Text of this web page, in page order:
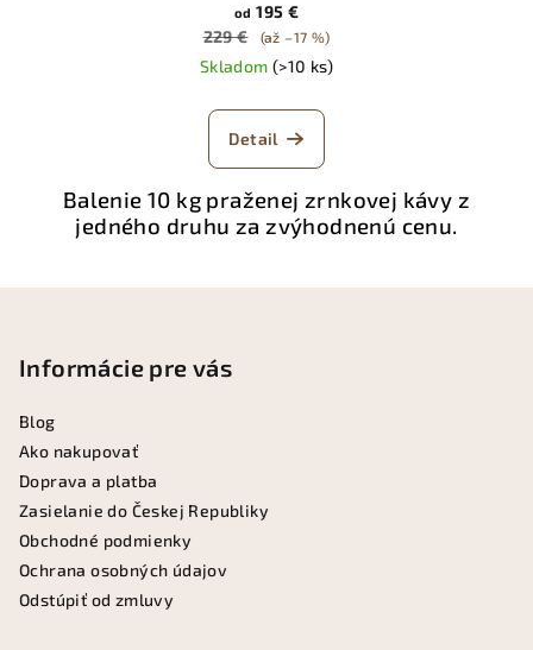
od 195 €
229 €
(až –17 %)
Skladom (>10 ks)
Detail
Balenie 10 kg praženej zrnkovej kávy z
jedného druhu za zvýhodnenú cenu.
Informácie pre vás
Blog
Ako nakupovať
Doprava a platba
Zasielanie do Českej Republiky
Obchodné podmienky
Ochrana osobných údajov
Odstúpiť od zmluvy